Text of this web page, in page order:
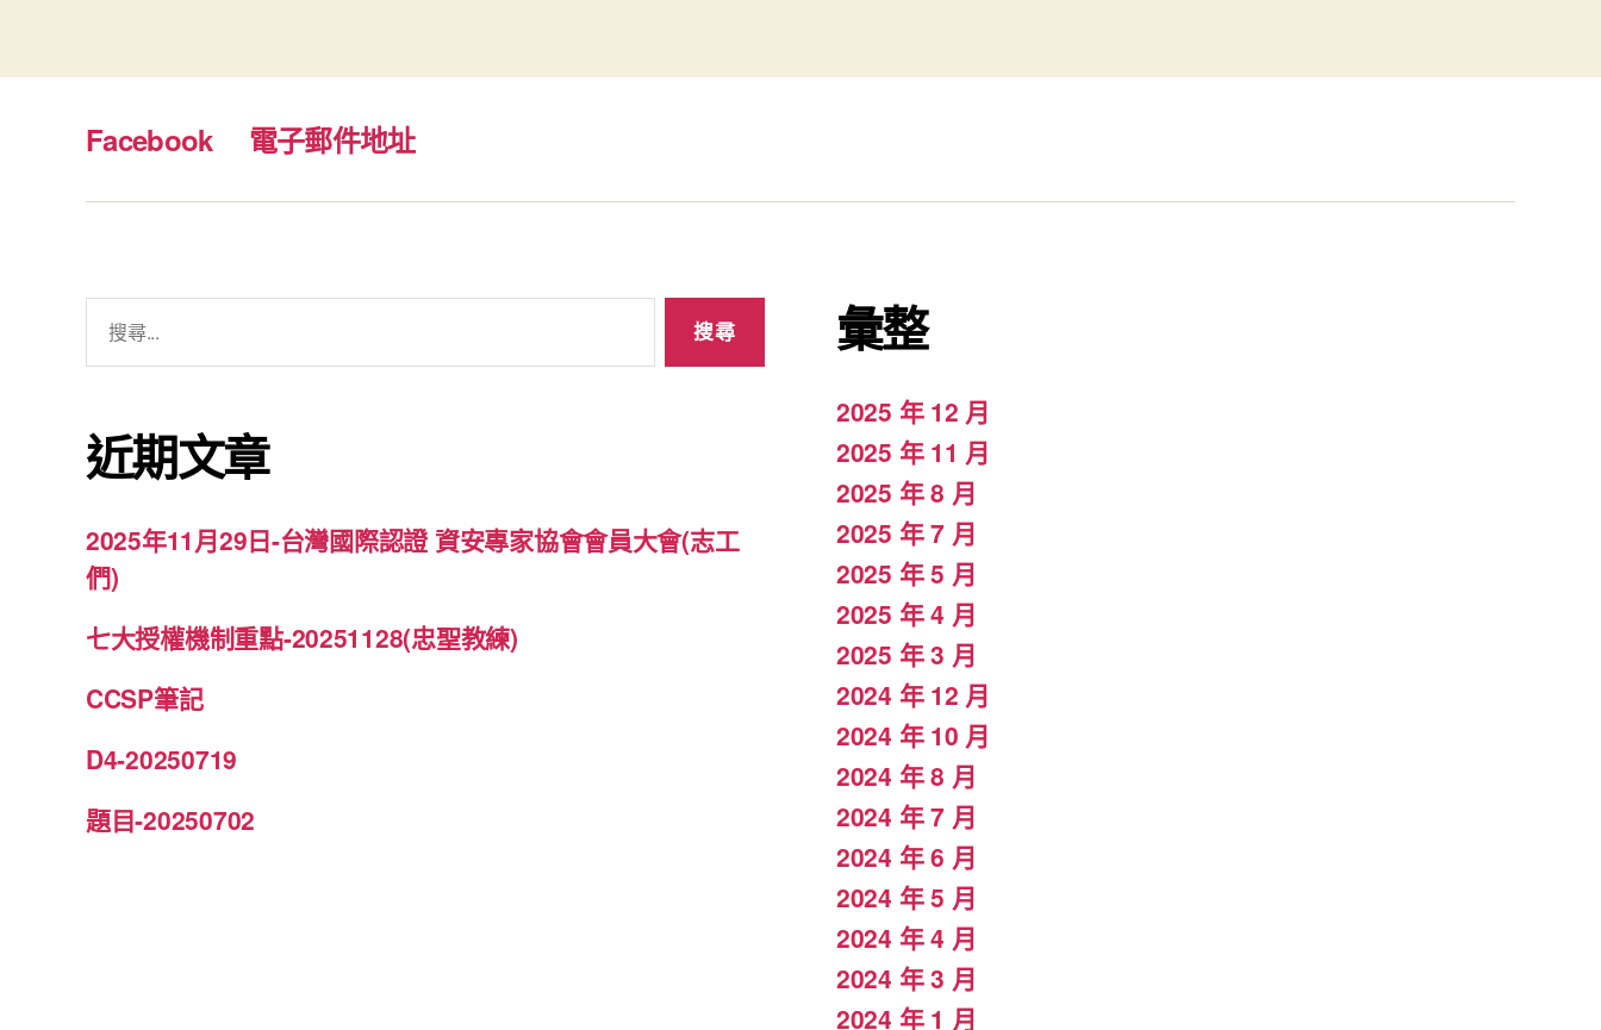
Facebook 電子郵件地址
字:
近期文章
2025年11月29日-台灣國際認證 資安專家協會會員大會(志工
們)
七大授權機制重點-20251128(忠聖教練)
CCSP筆記
D4-20250719
題目-20250702
彙整
2025 年 12 月
2025 年 11 月
2025 年 8 月
2025 年 7 月
2025 年 5 月
2025 年 4 月
2025 年 3 月
2024 年 12 月
2024 年 10 月
2024 年 8 月
2024 年 7 月
2024 年 6 月
2024 年 5 月
2024 年 4 月
2024 年 3 月
2024 年 1 月